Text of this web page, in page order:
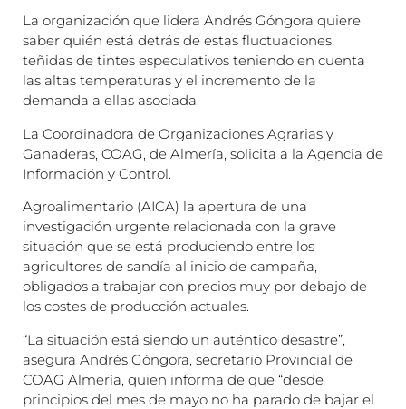
La organización que lidera Andrés Góngora quiere
saber quién está detrás de estas fluctuaciones,
teñidas de tintes especulativos teniendo en cuenta
las altas temperaturas y el incremento de la
demanda a ellas asociada.
La Coordinadora de Organizaciones Agrarias y
Ganaderas, COAG, de Almería, solicita a la Agencia de
Información y Control.
Agroalimentario (AICA) la apertura de una
investigación urgente relacionada con la grave
situación que se está produciendo entre los
agricultores de sandía al inicio de campaña,
obligados a trabajar con precios muy por debajo de
los costes de producción actuales.
“La situación está siendo un auténtico desastre”,
asegura Andrés Góngora, secretario Provincial de
COAG Almería, quien informa de que “desde
principios del mes de mayo no ha parado de bajar el